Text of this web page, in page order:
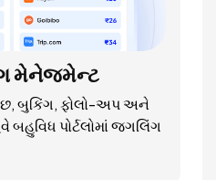
મેનેજમેન્ટ
બુકિંગ, ફોલો-અપ અને
બહુવિધ પોર્ટલોમાં જગલિંગ